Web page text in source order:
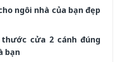
ngôi nhà của bạn đẹp
thước cửa 2 cánh đúng
bạn